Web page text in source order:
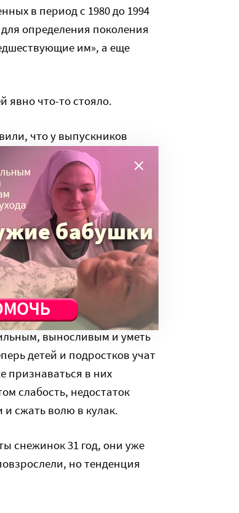
в период с 1980 до 1994
определения поколения
им», а еще
явно что-то стояло.
что у выпускников
характера, связанных с
вузы до 1987 года. Еще
потребность в признании у
2012 года ученые
на себе,
работы были выполнены
в реальность столь
доктор Карл Нассар,
выносливым и уметь
детей и подростков учат
признаваться в них
слабость, недостаток
и сжать волю в кулак.
снежинок 31 год, они уже
но тенденция